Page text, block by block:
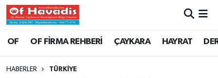
OF OF FİRMA REHBERİ ÇAYKARA HAYRAT
HABERLER TÜRKİYE
Trabzon Nöbetçi Eczaneler